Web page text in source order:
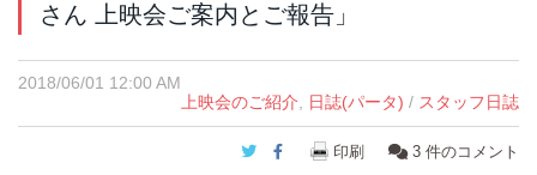
さん 上映会ご案内とご報告」
2018/06/01 12:00 AM
上映会のご紹介
日誌(パータ) / スタッフ日誌
Twitter
Facebook
印刷 3 件のコメント